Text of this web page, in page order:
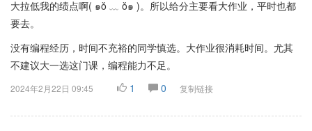
大拉低我的绩点啊( ๑ŏ ﹏ ŏ๑ )。所以给分主要看大作业，平时也都
要去。
没有编程经历，时间不充裕的同学慎选。大作业很消耗时间。尤其
不建议大一选这门课，编程能力不足。
2024年2月22日 09:45 1 0 复制链接